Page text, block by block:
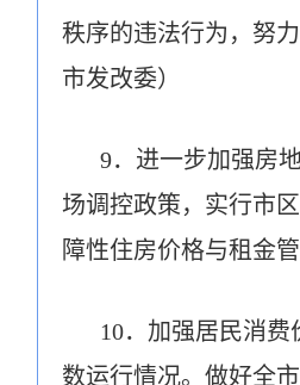
秩序的违法行为，努
市发改委）
9．进一步加强房
场调控政策，实行市
障性住房价格与租金
10．加强居民消
数运行情况。做好全